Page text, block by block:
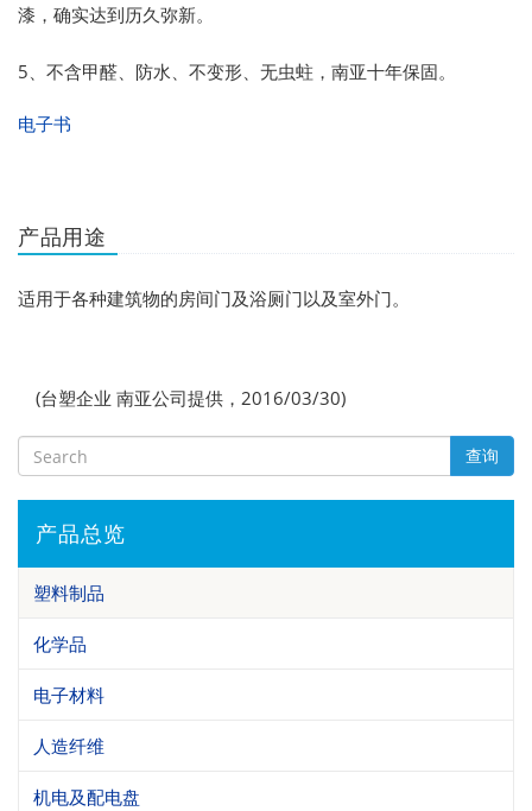
漆，确实达到历久弥新。
5、不含甲醛、防水、不变形、无虫蛀，南亚十年保固。
电子书
产品用途
适用于各种建筑物的房间门及浴厕门以及室外门。
(台塑企业 南亚公司提供，2016/03/30)
查询
产品总览
塑料制品
化学品
电子材料
人造纤维
机电及配电盘